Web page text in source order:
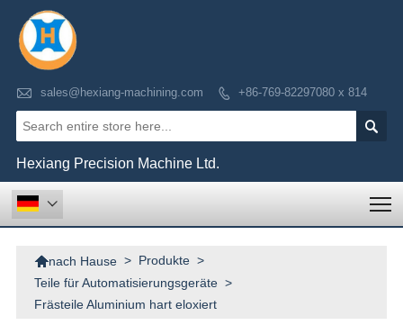
 sales@hexiang-machining.com  +86-769-82297080 x 814

Hexiang Precision Machine Ltd.

nach Hause > Produkte >
Teile für Automatisierungsgeräte >
Frästeile Aluminium hart eloxiert